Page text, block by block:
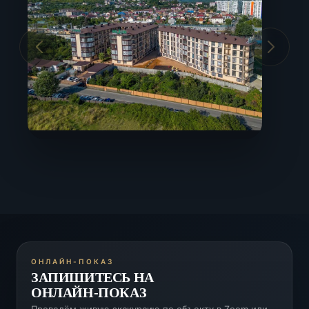
Аэропорт Сочи 5 км
Красная Поляна 20 км
ЖД вокзал Адлер 5 км
ОНЛАЙН-ПОКАЗ
ЗАПИШИТЕСЬ НА
ОНЛАЙН-ПОКАЗ